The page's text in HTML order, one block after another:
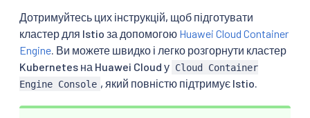
Дотримуйтесь цих інструкцій, щоб підготувати
кластер для Istio за допомогою Huawei Cloud Container
Engine . Ви можете швидко і легко розгорнути кластер
Kubernetes на Huawei Cloud у Cloud Container
Engine Console , який повністю підтримує Istio.